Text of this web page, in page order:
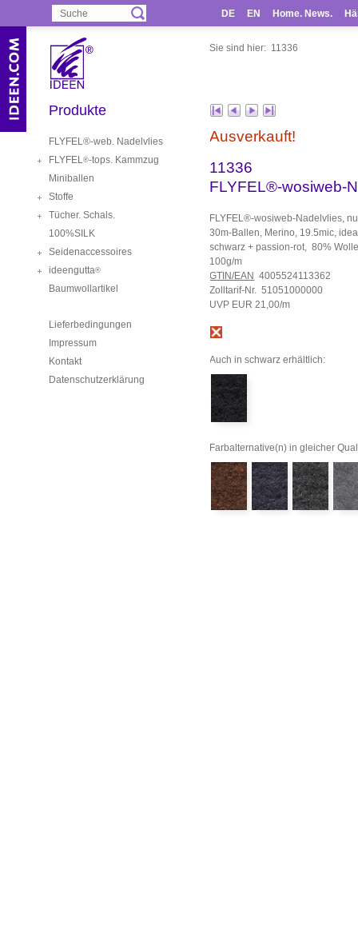
DE EN Home. News.
Sie sind hier: 11336
Produkte
FLYFEL®-web. Nadelvlies
FLYFEL®-tops. Kammzug
Miniballen
Stoffe
Tücher. Schals.
100%SILK
Seidenaccessoires
ideengutta®
Baumwollartikel
Lieferbedingungen
Impressum
Kontakt
Datenschutzerklärung
Ausverkauft!
11336
FLYFEL®-wosiweb-
FLYFEL®-wosiweb-Nadelvlies,
30m-Ballen, Merino, 19.5mic,
schwarz + passion-rot, 80%
100g/m
GTIN/EAN 4005524113362
Zolltarif-Nr. 51051000000
UVP EUR 21,00/m
Auch in schwarz erhältlich:
Farbalternative(n) in gleicher